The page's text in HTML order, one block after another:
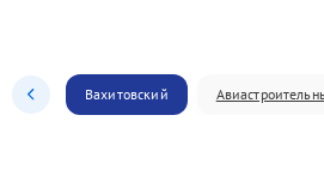
Вахитовский